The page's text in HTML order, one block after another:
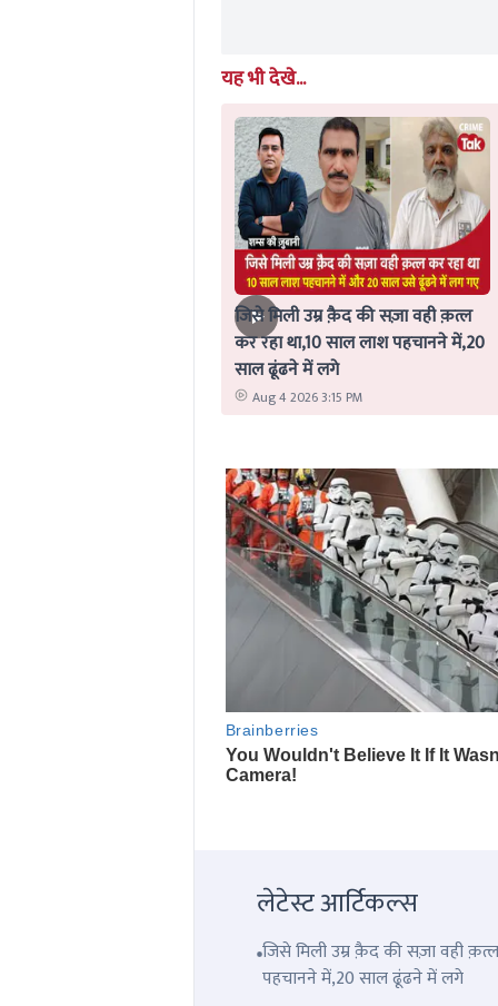
यह भी देखे...
जिसे मिली उम्र क़ैद की सज़ा वही क़त्ल
कर रहा था,10 साल लाश पहचानने में,20
साल ढूंढने में लगे
Aug 4 2026 3:15 PM
लेटेस्ट आर्टिकल्स
जिसे मिली उम्र क़ैद की सज़ा वही
पहचानने में,20 साल ढूंढने में लगे